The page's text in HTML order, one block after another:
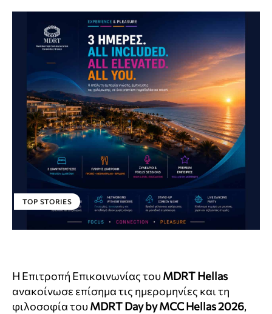
TOP STORIES
Η Επιτροπή Επικοινωνίας τουMDRT Hellas
ανακοίνωσε επίσημα τις ημερομηνίες και τη
φιλοσοφία τουMDRT Day by MCC Hellas 2026,